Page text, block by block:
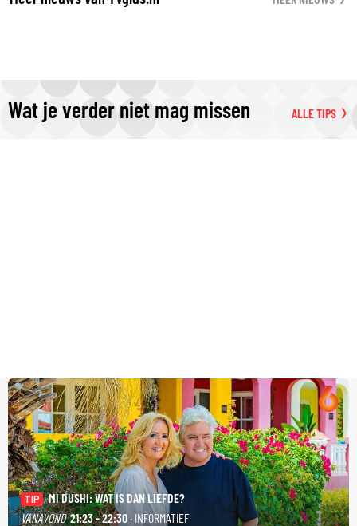
Wat je verder niet mag missen ALLE TIPS
TIP
MI DUSHI: WAT IS DAN LIEFDE?
VANAVOND 21:23 - 22:30 · INFORMATIEF